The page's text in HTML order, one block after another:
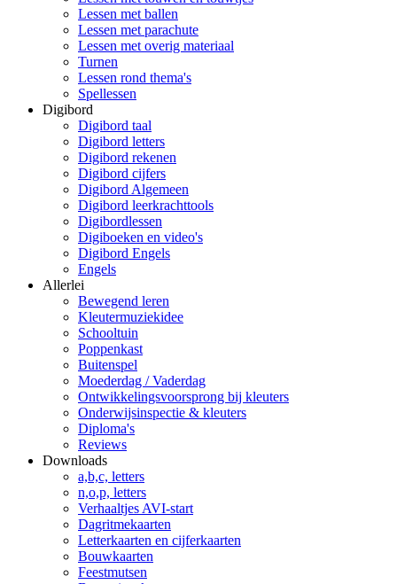
Lessen met ballen
Lessen met parachute
Lessen met overig materiaal
Turnen
Lessen rond thema's
Spellessen
Digibord
Digibord taal
Digibord letters
Digibord rekenen
Digibord cijfers
Digibord Algemeen
Digibord leerkrachttools
Digibordlessen
Digiboeken en video's
Digibord Engels
Engels
Allerlei
Bewegend leren
Kleutermuziekidee
Schooltuin
Poppenkast
Buitenspel
Moederdag / Vaderdag
Ontwikkelingsvoorsprong bij kleuters
Onderwijsinspectie & kleuters
Diploma's
Reviews
Downloads
a,b,c, letters
n,o,p, letters
Verhaaltjes AVI-start
Dagritmekaarten
Letterkaarten en cijferkaarten
Bouwkaarten
Feestmutsen